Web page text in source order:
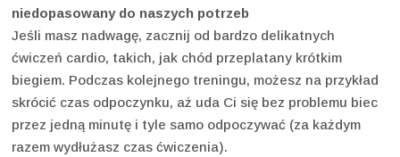
niedopasowany do naszych potrzeb
Jeśli masz nadwagę, zacznij od bardzo delikatnych
ćwiczeń cardio, takich, jak chód przeplatany krótkim
biegiem. Podczas kolejnego treningu, możesz na przykład
skrócić czas odpoczynku, aż uda Ci się bez problemu biec
przez jedną minutę i tyle samo odpoczywać (za każdym
razem wydłużasz czas ćwiczenia).